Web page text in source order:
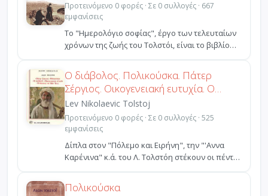
Προτεινόμενο 0 φορές · Σε 0 συλλογές · 667
εμφανίσεις
Το "Ημερολόγιο σοφίας", έργο των τελευταίων
χρόνων της ζωής του Τολστόι, είναι το βιβλίο
που ο ίδιος...
Ο διάβολος. Πολικούσκα. Πάτερ
Σέργιος. Οικογενειακή ευτυχία. Ο
θάνατος του Ιβάν Ίλιτς
Lev Nikolaevic Tolstoj
Προτεινόμενο 0 φορές · Σε 0 συλλογές · 525
εμφανίσεις
Δίπλα στον "Πόλεμο και Ειρήνη", την "'Αννα
Καρένινα" κ.ά. του Λ. Τολστόη στέκουν οι πέντε
νουβέλες τ...
Πολικούσκα